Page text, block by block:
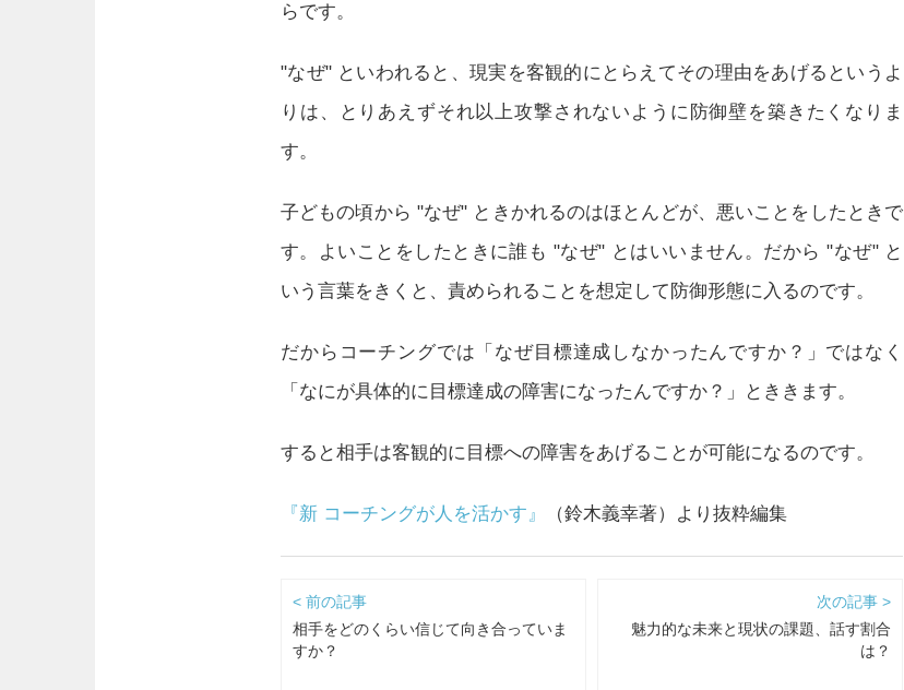
らです。
"なぜ" といわれると、現実を客観的にとらえてその理由をあげるというよ
りは、とりあえずそれ以上攻撃されないように防御壁を築きたくなりま
す。
子どもの頃から "なぜ" ときかれるのはほとんどが、悪いことをしたときで
す。よいことをしたときに誰も "なぜ" とはいいません。だから "なぜ" と
いう言葉をきくと、責められることを想定して防御形態に入るのです。
だからコーチングでは「なぜ目標達成しなかったんですか？」ではなく
「なにが具体的に目標達成の障害になったんですか？」とききます。
すると相手は客観的に目標への障害をあげることが可能になるのです。
『新 コーチングが人を活かす』 （鈴木義幸著）より抜粋編集
< 前の記事
相手をどのくらい信じて向き合っていま
すか？
次の記事 >
魅力的な未来と現状の課題、話す割合
は？